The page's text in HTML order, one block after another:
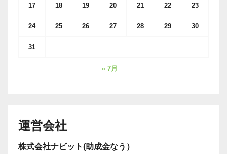
17 18 19 20 21 22 23
24 25 26 27 28 29 30
31
« 7月
運営会社
株式会社ナビット(助成金なう）